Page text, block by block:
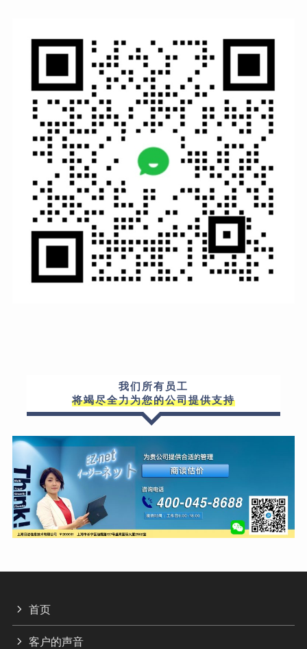
我们所有员工
将竭尽全力为您的公司提供支持
首页
客户的声音